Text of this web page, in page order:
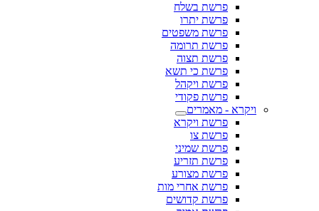
פרשת בשלח
פרשת יתרו
פרשת משפטים
פרשת תרומה
פרשת תצוה
פרשת כי תשא
פרשת ויקהל
פרשת פקודי
ויקרא - מאמרים
פרשת ויקרא
פרשת צו
פרשת שמיני
פרשת תזריע
פרשת מצורע
פרשת אחרי מות
פרשת קדושים